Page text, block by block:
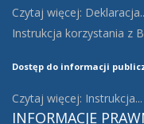
Czytaj więcej:
Instrukcja korzystania z
Dostęp do informacji
Czytaj więcej: Instrukcja...
INFORMACJE